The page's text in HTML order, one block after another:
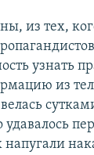
из тех,
узнать
из